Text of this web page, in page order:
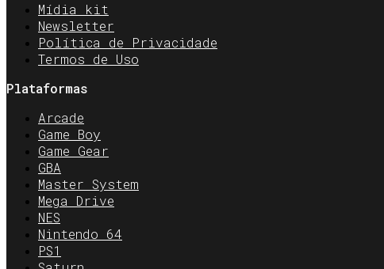
Mídia kit
Newsletter
Política de Privacidade
Termos de Uso
Plataformas
Arcade
Game Boy
Game Gear
GBA
Master System
Mega Drive
NES
Nintendo 64
PS1